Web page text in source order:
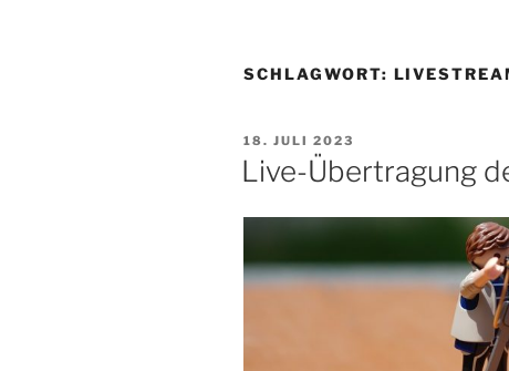
SCHLAGWORT:
VERÖFFENTLICHT
AM
18. JULI 2023
Live-Übertragung